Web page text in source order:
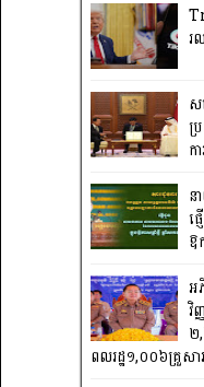
រ
ស
ប្
ក
ន
ផ្
ឱ
អ
វិ
២
ពលរដ្ឋ១,០០៦គ្រួសារ